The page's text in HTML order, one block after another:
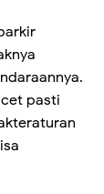
pasti